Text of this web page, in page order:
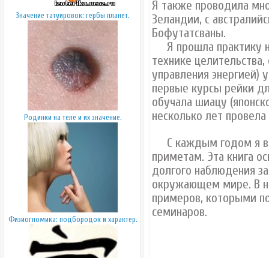
Значение татуировок: гербы планет.
Родинки на теле и их значение.
Физиогномика: подбородок и характер.
Я также проводила
Зеландии, с
Бофутатсваны.
Я прошла практику
технике
управления энергией)
первые курсы рейки
обучала шиацу
несколько лет
С каждым годом я
приметам. Эта книга
долгого наблюдения
окружающем мире. В
примеров, которыми
семинаров.